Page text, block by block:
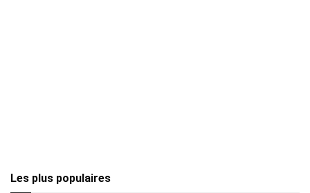
Les plus populaires